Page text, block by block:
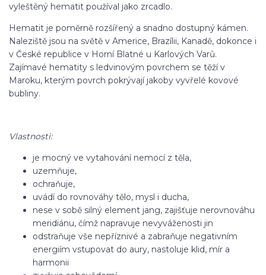
vyleštěný hematit používal jako zrcadlo.
Hematit je poměrně rozšířený a snadno dostupný kámen.
Naleziště jsou na světě v Americe, Brazílii, Kanadě, dokonce i
v České republice v Horní Blatné u Karlových Varů.
Zajímavé hematity s ledvinovým povrchem se těží v
Maroku, kterým povrch pokrývají jakoby vyvřelé kovové
bubliny.
Vlastnosti:
je mocný ve vytahování nemocí z těla,
uzemňuje,
ochraňuje,
uvádí do rovnováhy tělo, mysl i ducha,
nese v sobě silný element jang, zajišťuje nerovnováhu
meridiánu, čímž napravuje nevyváženosti jin
odstraňuje vše nepříznivé a zabraňuje negativním
energiím vstupovat do aury, nastoluje klid, mír a
harmonii